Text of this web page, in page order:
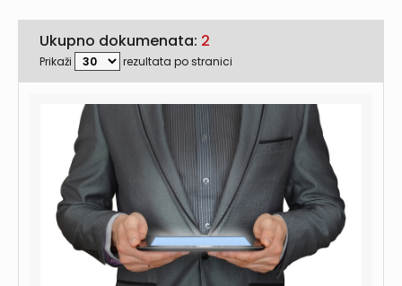
Ukupno dokumenata: 2
Prikaži rezultata po stranici